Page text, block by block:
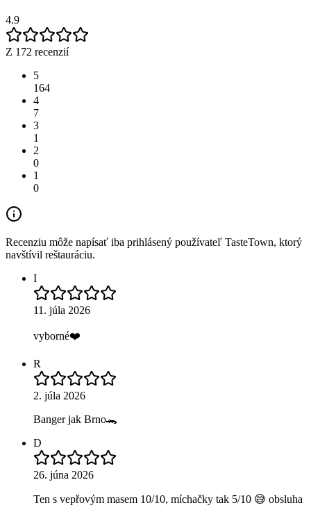
4.9
Z 172 recenzií
5
164
4
7
3
1
2
0
1
0
Recenziu môže napísať iba prihlásený používateľ TasteTown, ktorý
navštívil reštauráciu.
I
11. júla 2026
vyborné❤️
R
2. júla 2026
Banger jak Brno🐊
D
26. júna 2026
Ten s vepřovým masem 10/10, míchačky tak 5/10 😅 obsluha